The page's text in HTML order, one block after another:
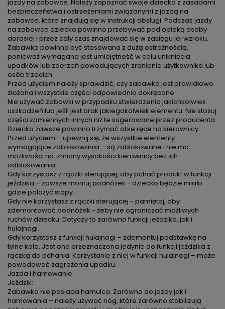
jazdy na zabawce. Należy zapoznać swoje dziecko z zasadami
bezpieczeństwa i ostrzeżeniami związanymi z jazdą na
zabawce, które znajdują się w instrukcji obsługi. Podczas jazdy
na zabawce dziecko powinno przebywać pod opieką osoby
dorosłej i przez cały czas znajdować się w zasięgu jej wzroku.
Zabawka powinna być stosowana z dużą ostrożnością,
ponieważ wymagana jest umiejętność w celu uniknięcia
upadków lub zderzeń powodujących zranienie użytkownika lub
osób trzecich.
Przed użyciem należy sprawdzić, czy zabawka jest prawidłowo
złożona i wszystkie części odpowiednio dokręcone.
Nie używać zabawki w przypadku stwierdzenia jakichkolwiek
uszkodzeń lub jeśli jest brak jakiegokolwiek elementu. Nie stosuj
części zamiennych innych niż te sugerowane przez producenta.
Dziecko zawsze powinno trzymać obie ręce na kierownicy.
Przed użyciem – upewnij się, że wszystkie elementy
wymagające zablokowania – są zablokowane i nie ma
możliwości np. zmiany wysokości kierownicy bez ich
odblokowania.
Gdy korzystasz z rączki sterującej, aby pchać produkt w funkcji
jeździka – zawsze montuj podnóżek - dziecko będzie miało
gdzie położyć stopy.
Gdy nie korzystasz z rączki sterującej - pamiętaj, aby
zdemontować podnóżek - żeby nie ograniczać możliwych
ruchów dziecku. Dotyczy to zarówno funkcji jeździka, jak i
hulajnogi.
Gdy korzystasz z funkcji hulajnogi – zdemontuj podstawkę na
tylne koło. Jest ona przeznaczona jedynie do funkcji jeździka z
rączką do pchania. Korzystanie z niej w funkcji hulajnogi – może
powodować zagrożenia upadku.
Jazda i hamowanie
Jeździk:
Zabawka nie posiada hamulca. Zarówno do jazdy jak i
hamowania – należy używać nóg, które zarówno stabilizują